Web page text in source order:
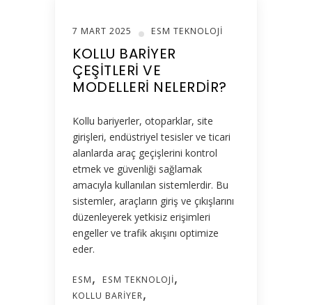
7 MART 2025 ESM TEKNOLOJI
KOLLU BARIYER
ÇEŞITLERI VE
MODELLERI NELERDIR?
Kollu bariyerler, otoparklar, site
girişleri, endüstriyel tesisler ve ticari
alanlarda araç geçişlerini kontrol
etmek ve güvenliği sağlamak
amacıyla kullanılan sistemlerdir. Bu
sistemler, araçların giriş ve çıkışlarını
düzenleyerek yetkisiz erişimleri
engeller ve trafik akışını optimize
eder.
ESM
ESM TEKNOLOJI
KOLLU BARIYER